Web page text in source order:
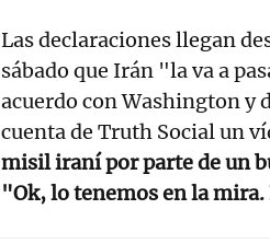
Las declaraciones llegan
sábado que Irán "la va a
acuerdo con Washington y
cuenta de Truth Social un
misil iraní por parte de un
"Ok, lo tenemos en la